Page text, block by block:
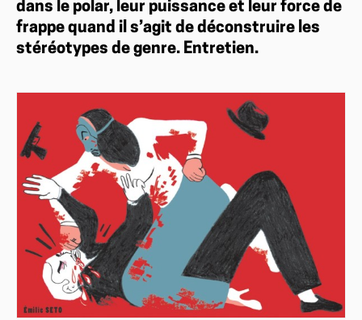
dans le polar, leur puissance et leur force de
frappe quand il s’agit de déconstruire les
stéréotypes de genre. Entretien.